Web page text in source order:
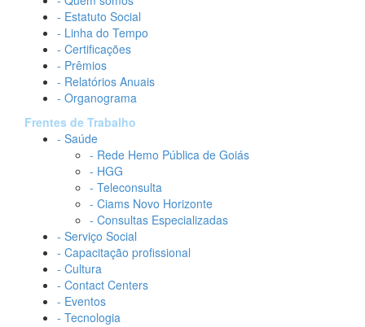
- Estatuto Social
- Linha do Tempo
- Certificações
- Prêmios
- Relatórios Anuais
- Organograma
Frentes de Trabalho
- Saúde
- Rede Hemo Pública de Goiás
- HGG
- Teleconsulta
- Ciams Novo Horizonte
- Consultas Especializadas
- Serviço Social
- Capacitação profissional
- Cultura
- Contact Centers
- Eventos
- Tecnologia